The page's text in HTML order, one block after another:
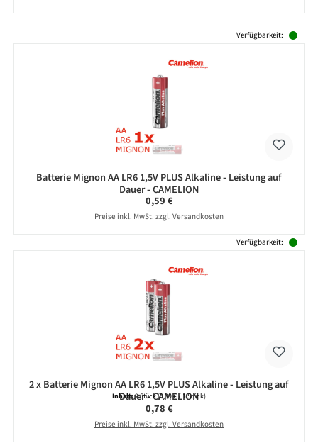
Verfügbarkeit:
Batterie Mignon AA LR6 1,5V PLUS Alkaline - Leistung auf
Dauer - CAMELION
Regulärer Preis:
0,59 €
Preise inkl. MwSt. zzgl. Versandkosten
Verfügbarkeit:
2 x Batterie Mignon AA LR6 1,5V PLUS Alkaline - Leistung auf
Dauer - CAMELION
Inhalt:2 Stück(0,39 € / 1 Stück)
Regulärer Preis:
0,78 €
Preise inkl. MwSt. zzgl. Versandkosten